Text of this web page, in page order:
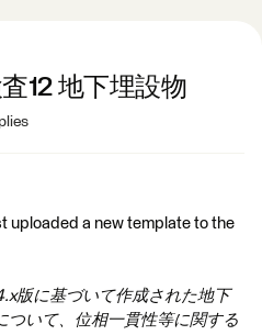
12 地下埋設物
uploaded a new template to the
版に基づいて作成された地下
ついて、位相一貫性等に関する